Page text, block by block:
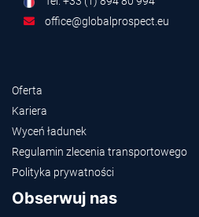
office@globalprospect.eu
Oferta
Kariera
Wyceń ładunek
Regulamin zlecenia transportowego
Polityka prywatności
Obserwuj nas